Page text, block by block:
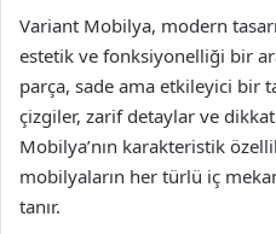
Variant Mobilya, modern
estetik ve fonksiyonelliği bir
parça, sade ama etkileyici bir
çizgiler, zarif detaylar ve
Mobilya’nın karakteristik
mobilyaların her türlü iç
tanır.